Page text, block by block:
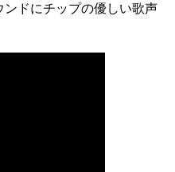
ドにチップの優しい歌声